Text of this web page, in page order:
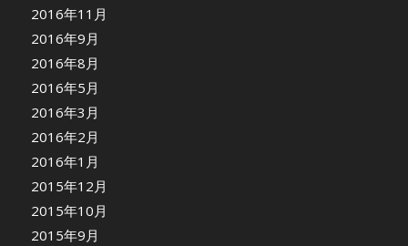
2016年11月
2016年9月
2016年8月
2016年5月
2016年3月
2016年2月
2016年1月
2015年12月
2015年10月
2015年9月